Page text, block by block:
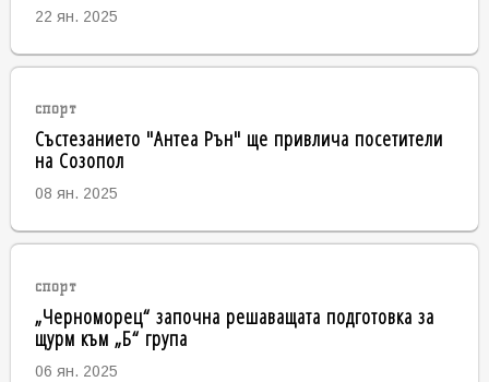
22 ян. 2025
спорт
Състезанието "Антеа Рън" ще привлича посетители
на Созопол
08 ян. 2025
спорт
„Черноморец“ започна решаващата подготовка за
щурм към „Б“ група
06 ян. 2025